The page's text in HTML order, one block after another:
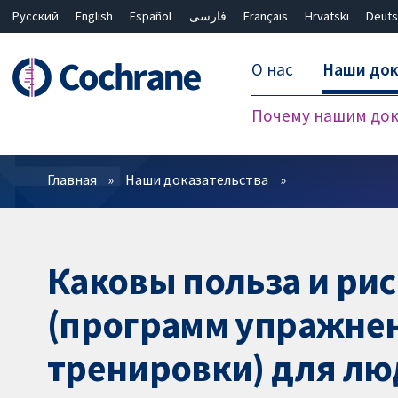
Русский English Español فارسی Français Hrvatski
О нас Наши
Почему нашим
Фильтры
Главная Наши доказательства
Каковы польза и
(программ
тренировки) для